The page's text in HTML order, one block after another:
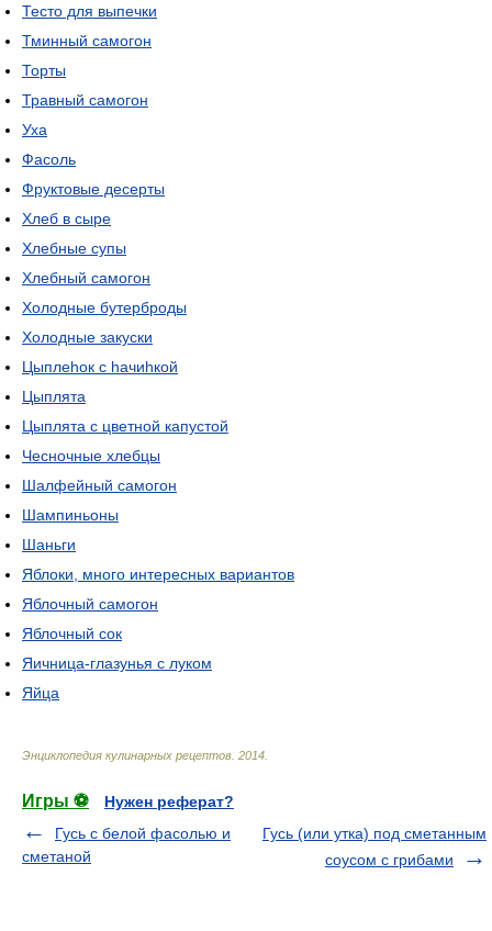
Тесто для выпечки
Тминный самогон
Торты
Травный самогон
Уха
Фасоль
Фруктовые десерты
Хлеб в сыре
Хлебные супы
Хлебный самогон
Холодные бутерброды
Холодные закуски
Цыплеhок с hачиhкой
Цыплята
Цыплята с цветной капустой
Чесночные хлебцы
Шалфейный самогон
Шампиньоны
Шаньги
Яблоки, много интересных вариантов
Яблочный самогон
Яблочный сок
Яичница-глазунья с луком
Яйца
Энциклопедия кулинарных рецептов 2014
Игры ⚽
Нужен реферат?
Гусь с белой фасолью и
сметаной
Гусь (или утка) под сметанным
соусом с грибами